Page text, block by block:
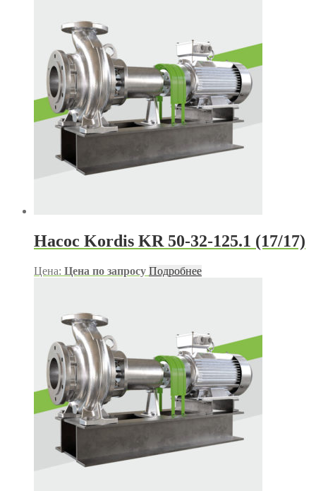
Насос Kordis KR 50-32-125.1 (17/17)
Цена: Цена по запросу Подробнее